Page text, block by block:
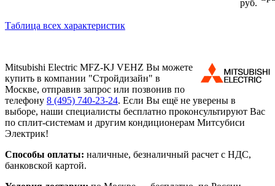
руб.
Таблица всех характеристик
Mitsubishi Electric MFZ-KJ VEHZ Вы можете
купить в компании "Стройдизайн" в
Москве, отправив запрос или позвонив по
телефону 8 (495) 740-23-24. Если Вы ещё не уверены в
выборе, наши специалисты бесплатно проконсультируют Вас
по сплит-системам и другим кондиционерам Митсубиси
Электрик!
Способы оплаты: наличные, безналичный расчет с НДС,
банковской картой.